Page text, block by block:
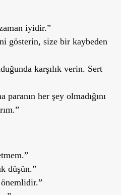
iyidir.”
gösterin, size bir kaybeden
karşılık verin. Sert
paranın her şey olmadığını
düşün.”